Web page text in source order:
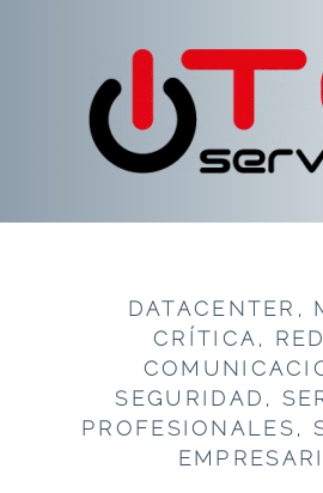
DATACENTER ,
CRÍTICA ,
SEGURIDAD ,
PROFESIONALES ,